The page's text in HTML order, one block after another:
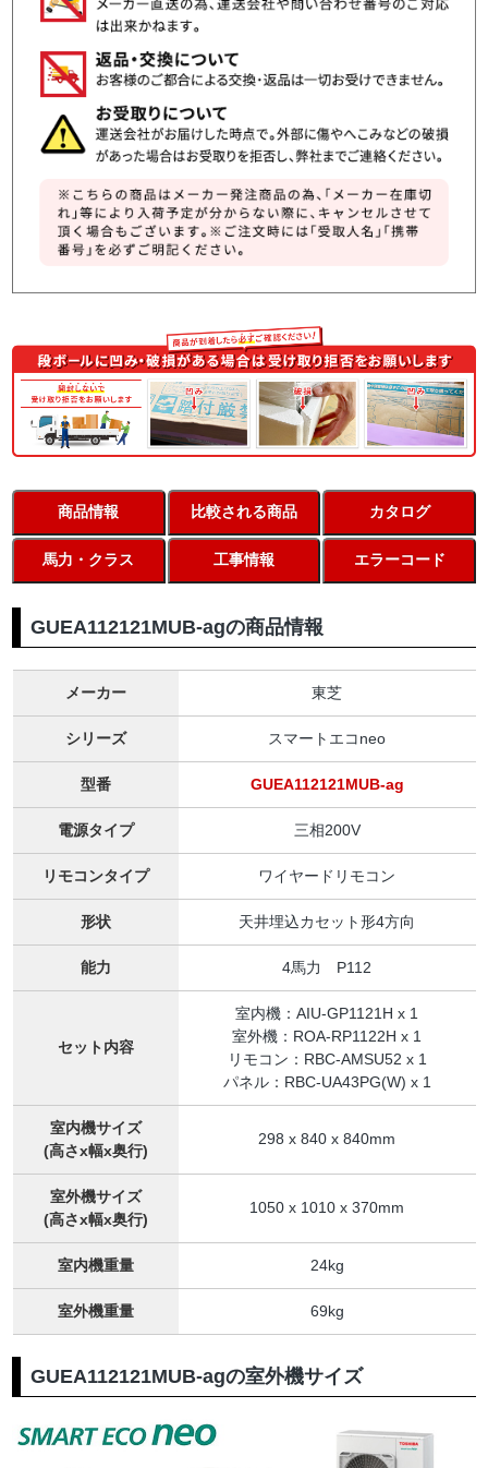
商品情報 比較される商品 カタログ
馬力・クラス 工事情報 エラーコード
GUEA112121MUB-agの商品情報
メーカー 東芝
シリーズ スマートエコneo
型番 GUEA112121MUB-ag
電源タイプ 三相200V
リモコンタイプ ワイヤードリモコン
形状 天井埋込カセット形4方向
能力 4馬力 P112
セット内容
室内機：AIU-GP1121H x 1
室外機：ROA-RP1122H x 1
リモコン：RBC-AMSU52 x 1
パネル：RBC-UA43PG(W) x 1
室内機サイズ
(高さx幅x奥行)
298 x 840 x 840mm
室外機サイズ
(高さx幅x奥行)
1050 x 1010 x 370mm
室内機重量 24kg
室外機重量 69kg
GUEA112121MUB-agの室外機サイズ